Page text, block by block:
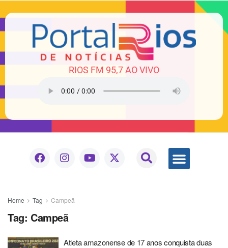
RIOS FM 95,7 AO VIVO
Home Tag Campeã
Tag: Campeã
Atleta amazonense de 17 anos conquista duas